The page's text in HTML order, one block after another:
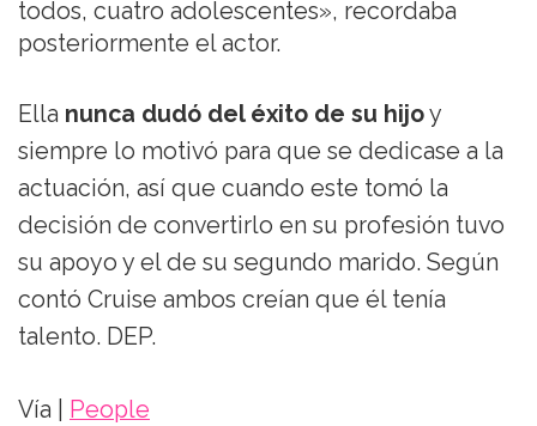
todos, cuatro adolescentes», recordaba
posteriormente el actor.
Ella nunca dudó del éxito de su hijoy
siempre lo motivó para que se dedicase a la
actuación, así que cuando este tomó la
decisión de convertirlo en su profesión tuvo
su apoyo y el de su segundo marido. Según
contó Cruise ambos creían que él tenía
talento. DEP.
Vía | People